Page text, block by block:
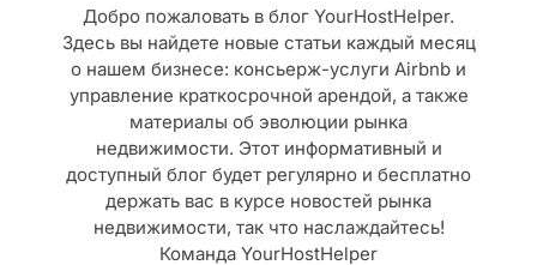
Добро пожаловать в блог YourHostHelper.
Здесь вы найдете новые статьи каждый месяц
о нашем бизнесе: консьерж-услуги Airbnb и
управление краткосрочной арендой, а также
материалы об эволюции рынка
недвижимости. Этот информативный и
доступный блог будет регулярно и бесплатно
держать вас в курсе новостей рынка
недвижимости, так что наслаждайтесь!
Команда YourHostHelper